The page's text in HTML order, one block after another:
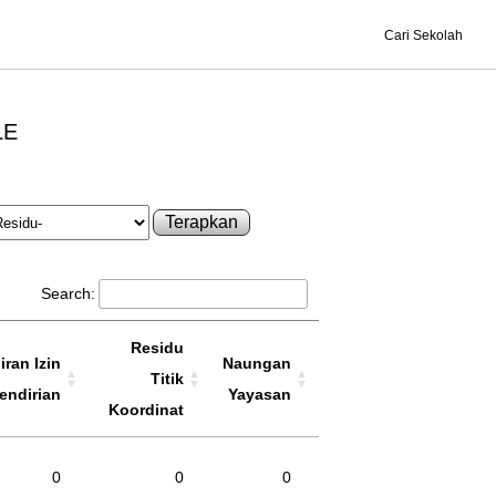
Cari Sekolah
Terapkan
Search:
Izin
Residu
Titik
Koordinat
Naungan
Yayasan
0 0 0